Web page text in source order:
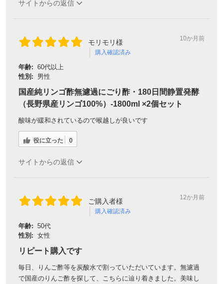
サイトからの返信
モリモリ様
購入確認済み
10か月前
年齢: 60代以上
性別:
男性
国産純リンゴ酢無濾過にごり酢・180日間静置発酵
（長野県産リンゴ100%）-1800ml ×2個セット
酸味が緩和されているので喉越しが良いです
役に立った 0
サイトからの返信
ご購入者様
購入確認済み
12か月前
年齢: 50代
性別: 女性
リピート購入です
毎日、りんご酢等を炭酸水で割っていただいています。無濾過
で国産のりんご酢を探して、こちらに辿り着きました。美味し
今すぐ使える
ご用意しました🎁
会員登録ありがとうございます！
＼ ご登録の感謝を込めて ／
新規会員様限定
300円OFF